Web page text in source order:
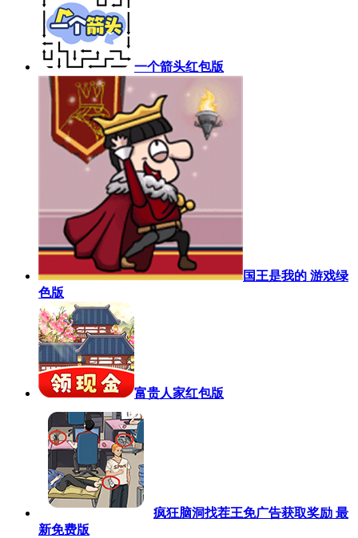
一个箭头红包版
国王是我的 游戏绿
色版
富贵人家红包版
疯狂脑洞找茬王免广告获取奖励 最
新免费版